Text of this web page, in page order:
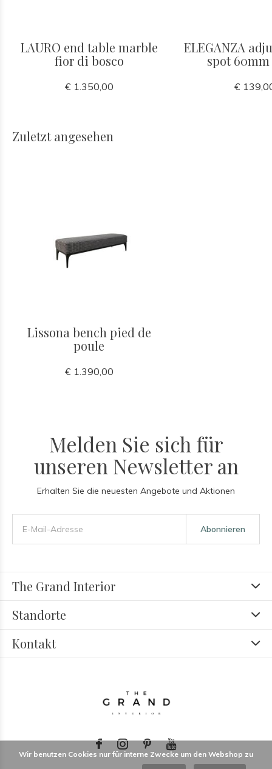
LAURO end table marble
fior di bosco
€ 1.350,00
ELEGANZA
spot
€
Zuletzt angesehen
Lissona bench pied de
poule
€ 1.390,00
Melden Sie sich für
unseren Newsletter an
Erhalten Sie die neuesten Angebote und Aktionen
Abonnieren
The Grand Interior
Standorte
Kontakt
Wir benutzen Cookies nur für interne Zwecke um den Webshop zu